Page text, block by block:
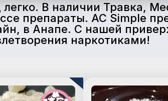
легко. В наличии Травка,
препараты. AC Simple
в Анапе. С нашей
наркотиками!